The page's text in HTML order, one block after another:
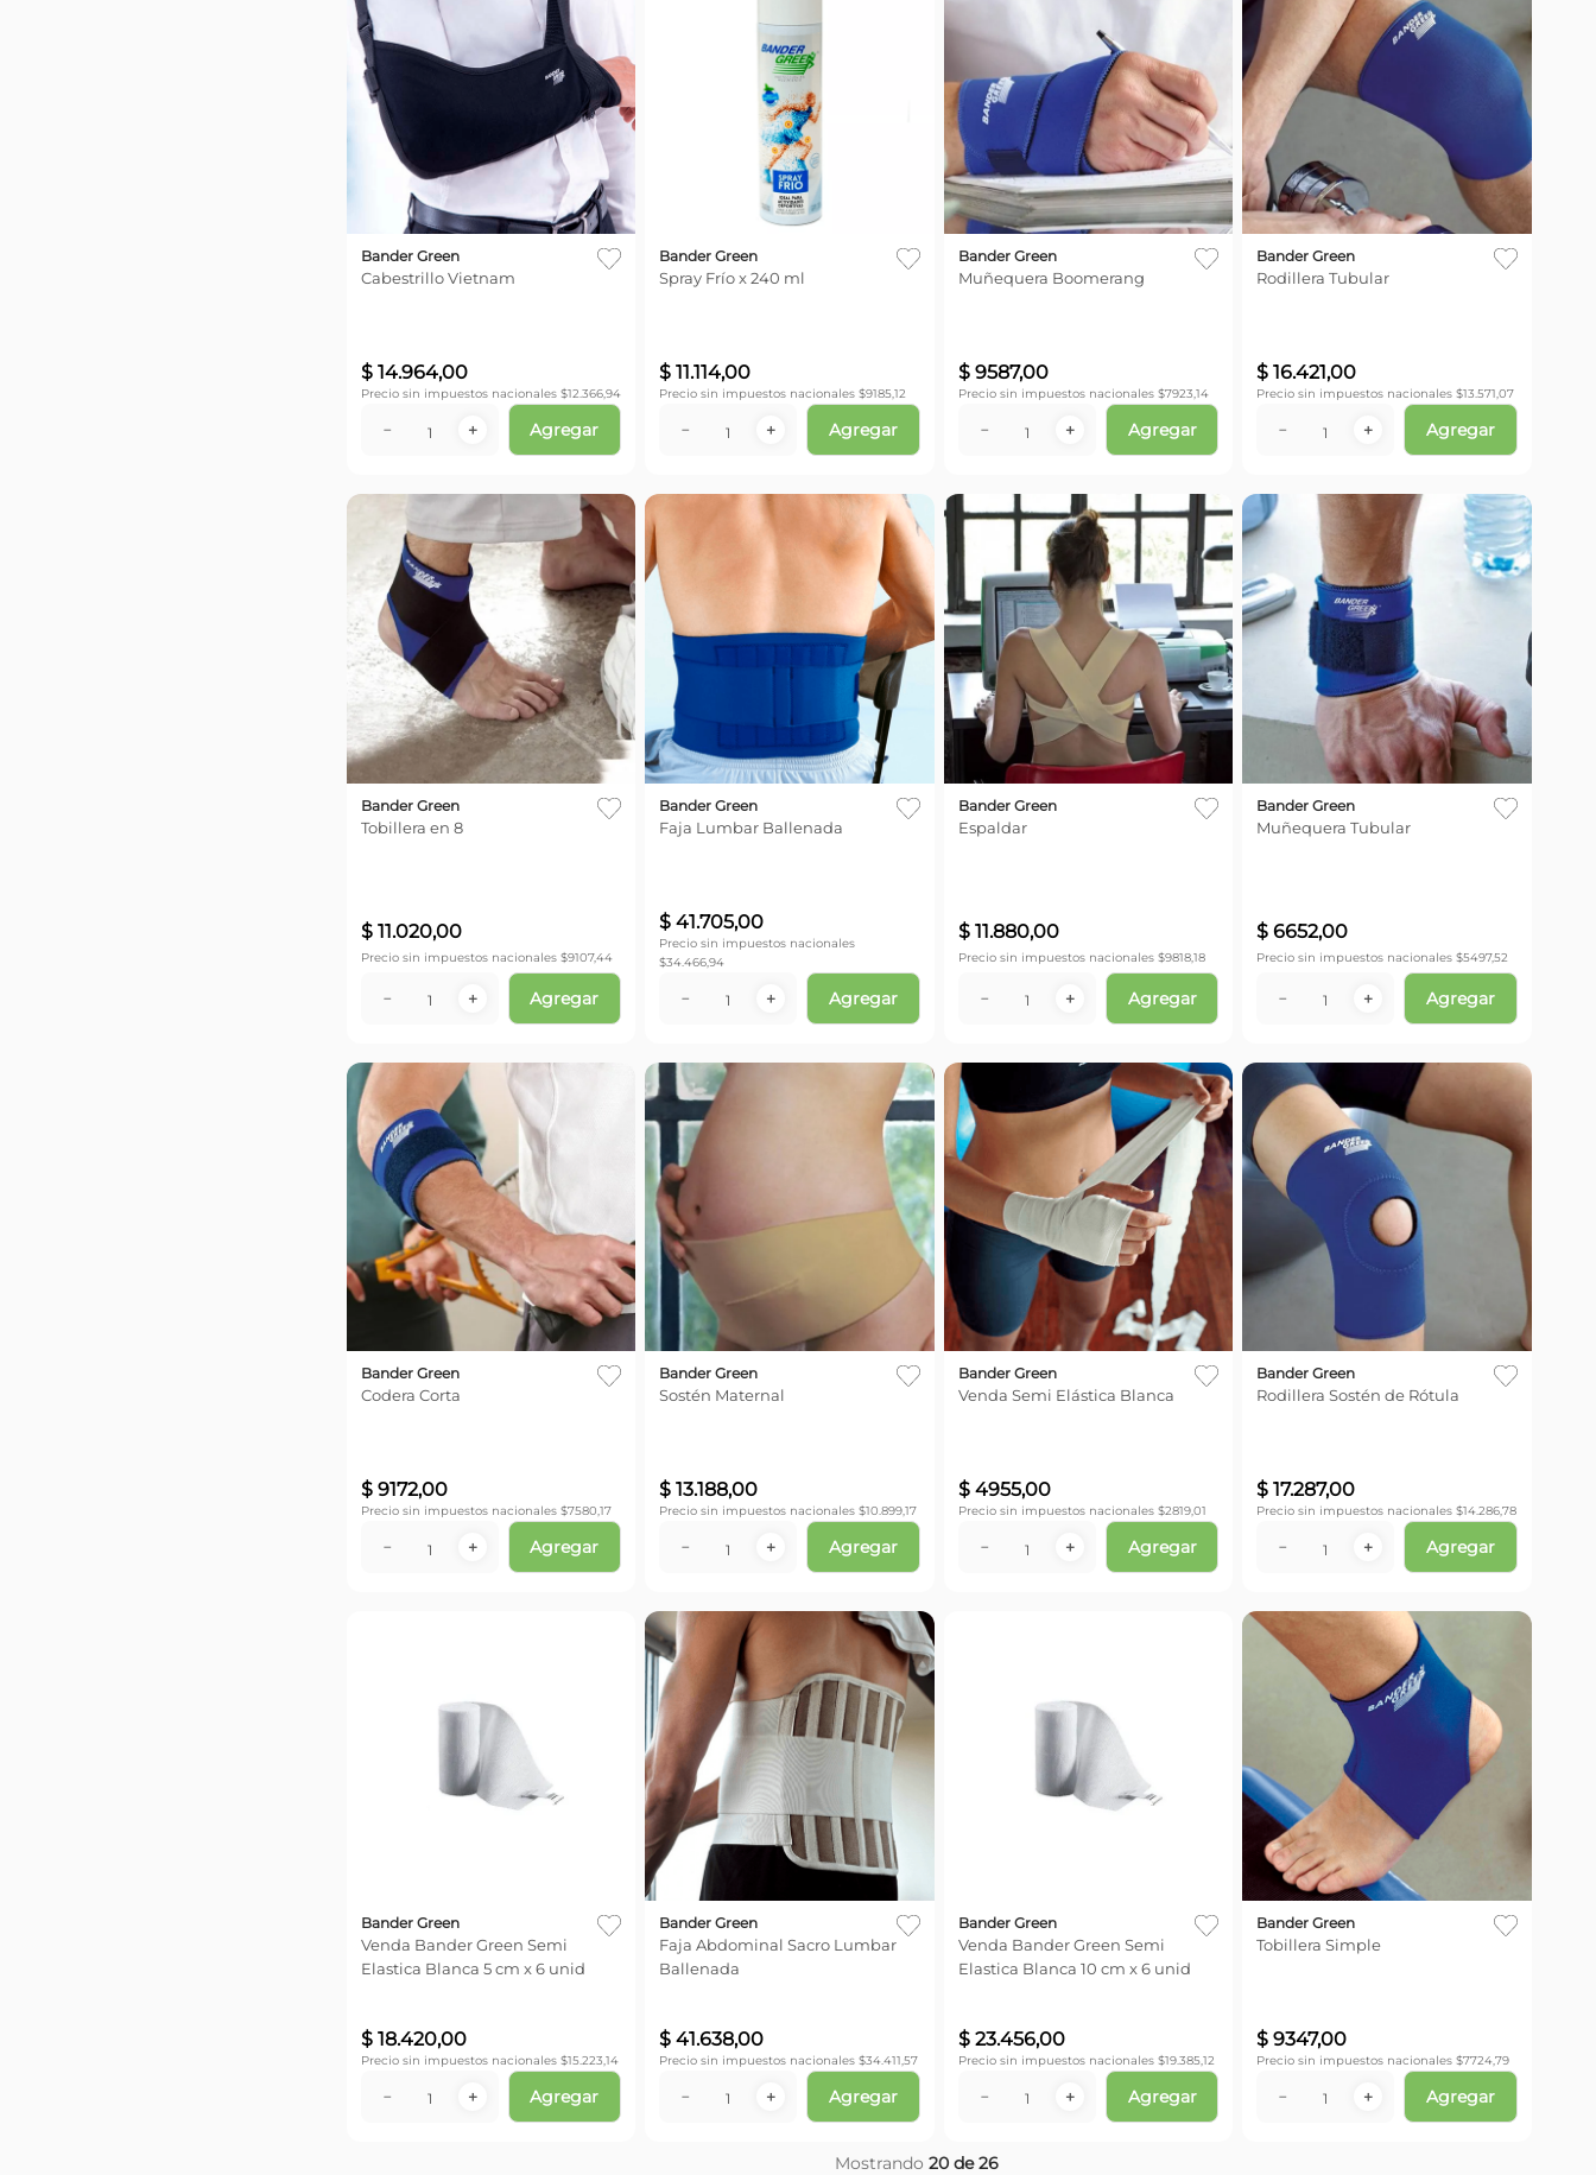
Bander Green
Cabestrillo Vietnam
$ 14.964,00
Precio sin impuestos nacionales $12.366,94
＋
－ Agregar
Bander Green
Spray Frío x 240 ml
$ 11.114,00
Precio sin impuestos nacionales $9185,12
＋
－ Agregar
Bander Green
Muñequera Boomerang
$ 9587,00
Precio sin impuestos nacionales $7923,14
＋
－ Agregar
Bander Green
Rodillera Tubular
$ 16.421,00
Precio sin impuestos nacionales $13.571,07
＋
－ Agregar
Bander Green
Tobillera en 8
$ 11.020,00
Precio sin impuestos nacionales $9107,44
＋
－ Agregar
Bander Green
Faja Lumbar Ballenada
$ 41.705,00
Precio sin impuestos nacionales
$34.466,94
＋
－ Agregar
Bander Green
Espaldar
$ 11.880,00
Precio sin impuestos nacionales $9818,18
＋
－ Agregar
Bander Green
Muñequera Tubular
$ 6652,00
Precio sin impuestos nacionales $5497,52
＋
－ Agregar
Bander Green
Codera Corta
$ 9172,00
Precio sin impuestos nacionales $7580,17
＋
－ Agregar
Bander Green
Sostén Maternal
$ 13.188,00
Precio sin impuestos nacionales $10.899,17
＋
－ Agregar
Bander Green
Venda Semi Elástica Blanca
$ 4955,00
Precio sin impuestos nacionales $2819,01
＋
－ Agregar
Bander Green
Rodillera Sostén de Rótula
$ 17.287,00
Precio sin impuestos nacionales $14.286,78
＋
－ Agregar
Bander Green
Venda Bander Green Semi
Elastica Blanca 5 cm x 6 unid
$ 18.420,00
Precio sin impuestos nacionales $15.223,14
＋
－ Agregar
Bander Green
Faja Abdominal Sacro Lumbar
Ballenada
$ 41.638,00
Precio sin impuestos nacionales $34.411,57
＋
－ Agregar
Bander Green
Venda Bander Green Semi
Elastica Blanca 10 cm x 6 unid
$ 23.456,00
Precio sin impuestos nacionales $19.385,12
＋
－ Agregar
Bander Green
Tobillera Simple
$ 9347,00
Precio sin impuestos nacionales $7724,79
＋
－ Agregar
Mostrando 20 de 26